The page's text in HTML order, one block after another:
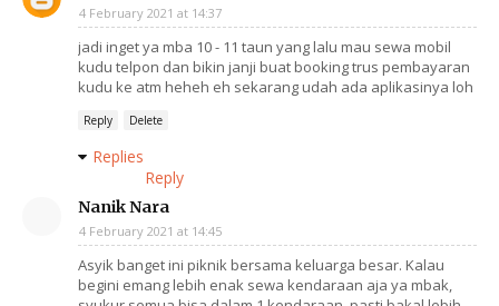
4 February 2021 at 14:37
jadi inget ya mba 10 - 11 taun yang lalu mau sewa mobil
kudu telpon dan bikin janji buat booking trus pembayaran
kudu ke atm heheh eh sekarang udah ada aplikasinya loh
Reply Delete
Replies
Reply
Nanik Nara
4 February 2021 at 14:45
Asyik banget ini piknik bersama keluarga besar. Kalau
begini emang lebih enak sewa kendaraan aja ya mbak,